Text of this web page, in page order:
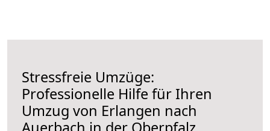
Stressfreie Umzüge:
Professionelle Hilfe für Ihren
Umzug von Erlangen nach